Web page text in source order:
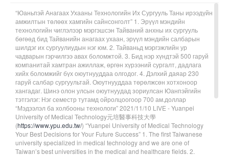
“Юаньпэй Анагаах Ухааны Технологийн Их Сургууль Таны ирээдүйн
амжилтын төлөөх хамгийн сайнсонголт” 1. Эрүүл мэндийн
технологийн чиглэлээр мэргэшсэн Тайваний анхны их сургууль
бөгөөд бид Тайванийн анагаах ухаан, эрүүл мэндийн салбарын
шилдэг их сургуулиудын нэг юм. 2. Тайваньд мэргэжлийн ур
чадварын гэрчилгээ авах боломжтой. 3. Бид нэр хүндтэй 500 гаруй
компанитай хамтран ажиллаж, өргөн хүрээний сургалт, дадлага
хийх боломжийг бүх оюутнууддаа олгодог. 4. Дэлхий даяар 230
гаруй салбар сургуультай. Оюутнууддаа төрөлжсөн хотхоноор
хангадаг. Шинэ олон улсын оюутнуудад зориулсан Юанпэйгийн
тэтгэлэг: Нэг семестр тутамд ойролцоогоор 700 ам.доллар
“Мэдээлэл ба холбооны технологи” 2021/11/10 LIVE - Yuanpei
University of Medical Technology元培醫事科技大學
(https://www.ypu.edu.tw/) “Yuanpei University of Medical Technology
Your Best Decisions for Your Future Success” 1. The first Taiwanese
university specialized in medical technology and we are one of
Taiwan’s best universities in the medical and healthcare fields. 2.